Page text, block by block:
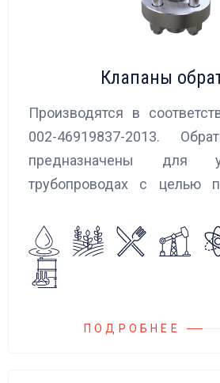
Клапаны
Производятся в
002-46919837-2013.
предназначены для
трубопроводах с целью
агрессивных
суспензий и
направлении.
ПОДРОБНЕЕ